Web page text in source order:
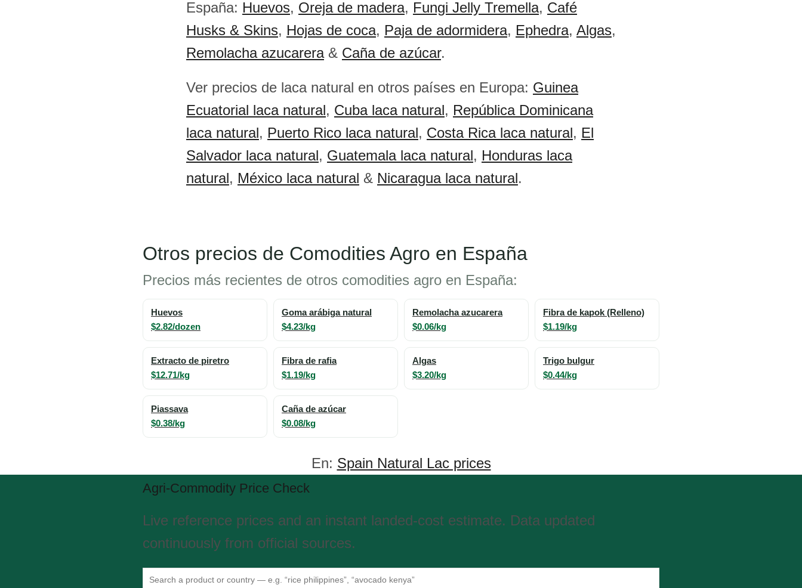
España: Huevos, Oreja de madera, Fungi Jelly Tremella, Café
Husks & Skins, Hojas de coca, Paja de adormidera, Ephedra, Algas,
Remolacha azucarera& Caña de azúcar.
Ver precios de laca natural en otros países en Europa: Guinea
Ecuatorial laca natural, Cuba laca natural, República Dominicana
laca natural, Puerto Rico laca natural, Costa Rica laca natural, El
Salvador laca natural, Guatemala laca natural, Honduras laca
natural, México laca natural & Nicaragua laca natural.
Otros precios de Comodities Agro en España
Precios más recientes de otros comodities agro en España:
Huevos
$2.82/dozen
Goma arábiga natural
$4.23/kg
Remolacha azucarera
$0.06/kg
Fibra de kapok (Relleno)
$1.19/kg
Extracto de piretro
$12.71/kg
Fibra de rafia
$1.19/kg
Algas
$3.20/kg
Trigo bulgur
$0.44/kg
Piassava
$0.38/kg
Caña de azúcar
$0.08/kg
En: Spain Natural Lac prices
Agri-Commodity Price Check
Live reference prices and an instant landed-cost estimate. Data updated
continuously from official sources.